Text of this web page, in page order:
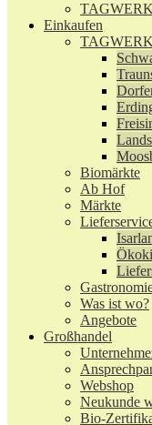
Einkaufen
Biomärkte
Ab Hof
Märkte
Was ist wo?
Angebote
Großhandel
Webshop
Neukunde
Bio-